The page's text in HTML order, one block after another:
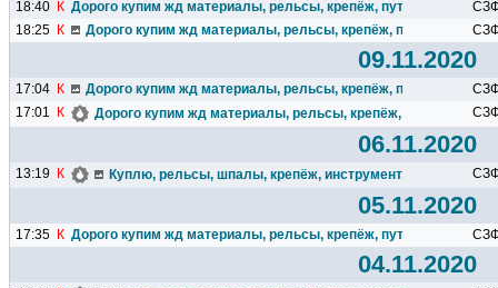
18:40 К Дорого купим жд материалы, рельсы, крепёж, путевой
18:25 К Дорого купим жд материалы, рельсы, крепёж, путевой
09.11.2020
17:04 К Дорого купим жд материалы, рельсы, крепёж, путевой
17:01
К Дорого купим жд материалы, рельсы, крепёж, путевой
06.11.2020
13:19 К Куплю, рельсы, шпалы, крепёж, инструмент, любые жд
05.11.2020
17:35 К Дорого купим жд материалы, рельсы, крепёж, путевой
04.11.2020